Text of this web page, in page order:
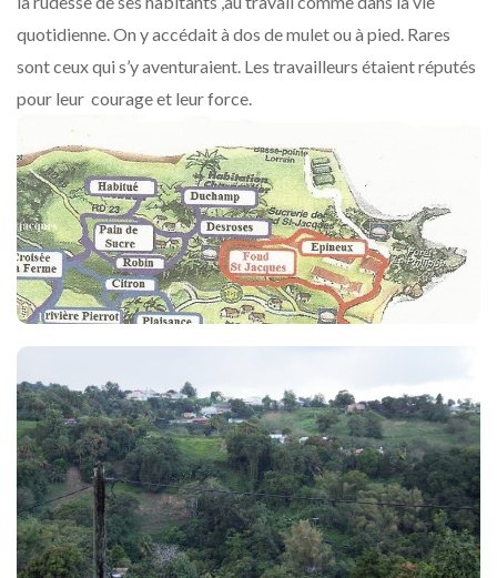
quotidienne. On y accédait à dos de mulet ou à pied. Rares
sont ceux qui s’y aventuraient. Les travailleurs étaient réputés
pour leur courage et leur force.